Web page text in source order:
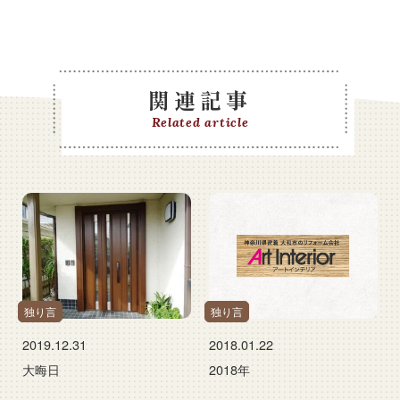
関連記事
Related article
独り言
2019.12.31
大晦日
独り言
2018.01.22
2018年